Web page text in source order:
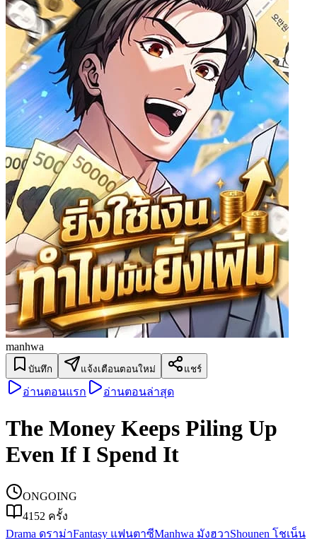
manhwa
บันทึก แจ้งเตือนตอนใหม่ แชร์
อ่านตอนแรก อ่านตอนล่าสุด
The Money Keeps Piling Up
Even If I Spend It
ONGOING
4152 ครั้ง
Drama ดราม่าFantasy แฟนตาซีManhwa มังฮวาShounen โชเน็น